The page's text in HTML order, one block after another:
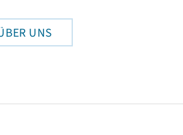
UNS